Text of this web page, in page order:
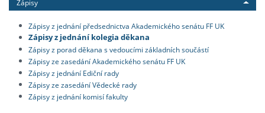
Zápisy
Zápisy z jednání předsednictva Akademického senátu FF UK
Zápisy z jednání kolegia děkana
Zápisy z porad děkana s vedoucími základních součástí
Zápisy ze zasedání Akademického senátu FF UK
Zápisy z jednání Ediční rady
Zápisy ze zasedání Vědecké rady
Zápisy z jednání komisí fakulty